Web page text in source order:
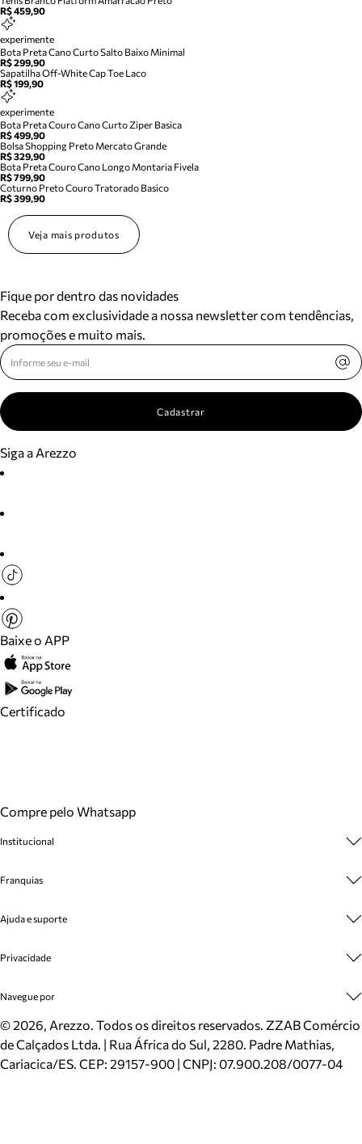
R$ 459,90
experimente
Bota Preta Cano Curto Salto Baixo Minimal
R$ 299,90
Sapatilha Off-White Cap Toe Laco
R$ 199,90
experimente
Bota Preta Couro Cano Curto Ziper Basica
R$ 499,90
Bolsa Shopping Preto Mercato Grande
R$ 329,90
Bota Preta Couro Cano Longo Montaria Fivela
R$ 799,90
Coturno Preto Couro Tratorado Basico
R$ 399,90
Veja mais produtos
Fique por dentro das novidades
Receba com exclusividade a nossa newsletter com tendências,
promoções e muito mais.
Cadastrar
Siga a Arezzo
Baixe o APP
Certificado
Compre pelo Whatsapp
Institucional
Cashback
Venda Corporativa
Mapa do Site
Inverno
Mundo Arezzo
Franquias
Plano de Negócio
Ajuda e suporte
Cadastro
Meus Pedidos
Trocas e Devoluções
Cartão Presente
Localizador de lojas
Privacidade
Politica e Privacidade
Navegue por
Sapatos
Bolsas
Scarpins
©2026, Arezzo. Todos os direitos reservados. ZZAB Comércio
de Calçados Ltda. | Rua África do Sul, 2280. Padre Mathias,
Cariacica/ES. CEP: 29157-900 | CNPJ: 07.900.208/0077-04